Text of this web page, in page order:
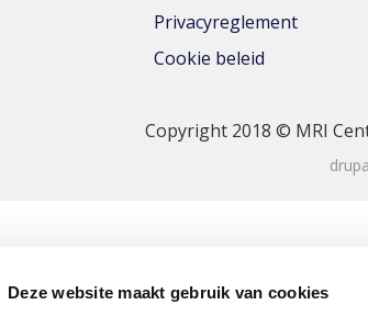
Deze website maakt gebruik van cookies
Privacyreglement
Cookie beleid
Copyright 2018 © MRI